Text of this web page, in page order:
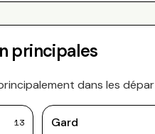
principales
dans les
13 Gard